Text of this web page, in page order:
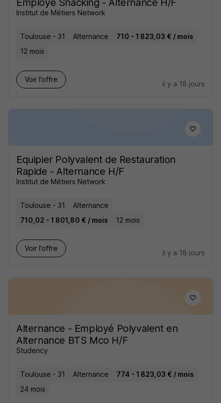
Employé Snacking - Alternance H/F
Institut de Métiers Network
Toulouse - 31 Alternance
710 - 1 823,03 € / mois
12 mois
Voir l’offre
il y a 18 jours
Equipier Polyvalent de Restauration
Rapide - Alternance H/F
Institut de Métiers Network
Toulouse - 31
Alternance
710,02 - 1 801,80 € / mois
12 mois
Voir l’offre
il y a 18 jours
Alternance - Employé Polyvalent en
Alternance BTS Mco H/F
Studency
Toulouse - 31 Alternance
774 - 1 823,03 € / mois
24 mois